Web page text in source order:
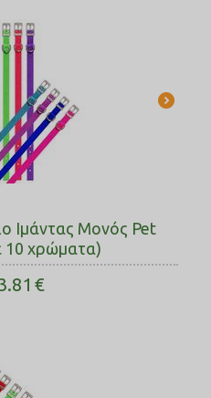
Ιμάντας Μονός Pet
10 χρώματα)
€